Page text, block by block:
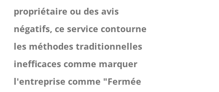
propriétaire ou des avis
négatifs, ce service contourne
les méthodes traditionnelles
inefficaces comme marquer
l'entreprise comme "Fermée